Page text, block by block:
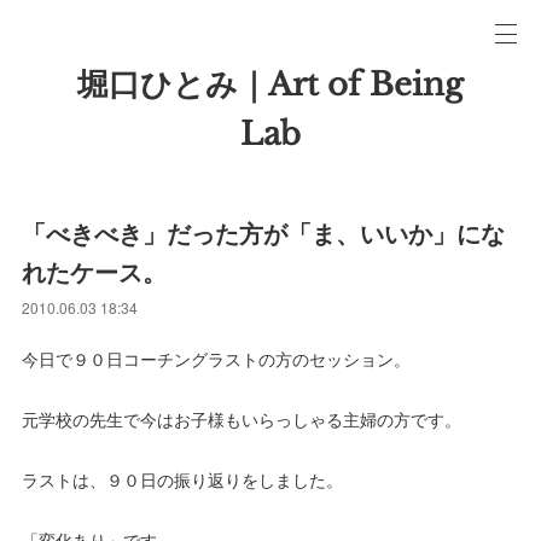
堀口ひとみ｜Art of Being
Lab
「べきべき」だった方が「ま、いいか」にな
れたケース。
2010.06.03 18:34
今日で９０日コーチングラストの方のセッション。
元学校の先生で今はお子様もいらっしゃる主婦の方です。
ラストは、９０日の振り返りをしました。